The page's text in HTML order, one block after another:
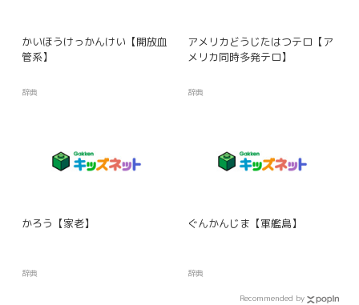
かいほうけっかんけい【開放血
管系】
辞典
アメリカどうじたはつテロ【ア
メリカ同時多発テロ】
辞典
かろう【家老】
辞典
ぐんかんじま【軍艦島】
辞典
Recommended by